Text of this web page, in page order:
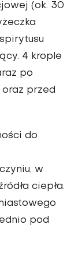
(ok. 30
4 krople
po
przed
do
w
ciepła.
pod